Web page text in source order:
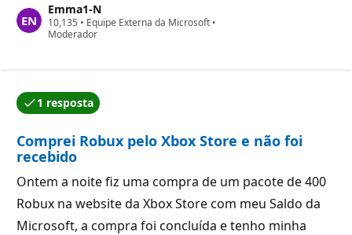
o
s
d
u
t
a
ã
o
Emma1-N
10,135 P
o
d
e
r
p
ç
ã
o
• Equipe Externa da Microsoft •
Moderador
1 resposta
Uma das respostas foi aceita pelo autor da pergunta.
Comprei Robux pelo Xbox Store e não foi
recebido
Ontem a noite fiz uma compra de um pacote de 400
Robux na website da Xbox Store com meu Saldo da
Microsoft, a compra foi concluída e tenho minha